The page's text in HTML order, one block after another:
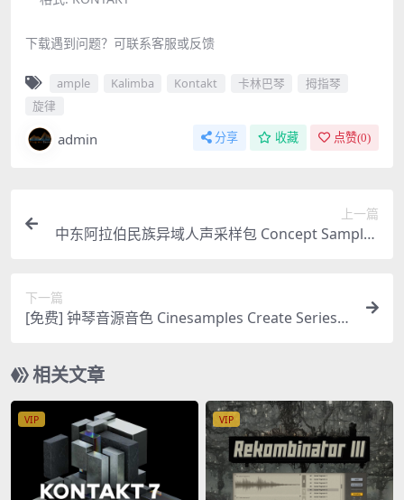
下载遇到问题？可联系客服或反馈
ample Kalimba Kontakt 卡林巴琴
拇指琴
旋律
admin 分享 收藏 点赞(0)
上一篇
中东阿拉伯民族异域人声采样包 Concept Samples
下一篇
[免费] 钟琴音源音色 Cinesamples Create Series T
相关文章
VIP VIP